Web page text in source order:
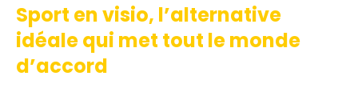
Sport en visio, l’alternative
idéale qui met tout le monde
d’accord